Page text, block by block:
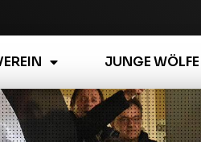
JUNGE WÖLFE